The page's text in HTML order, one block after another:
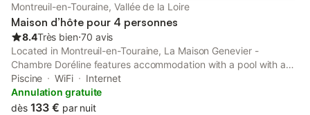
Montreuil-en-Touraine, Vallée de la Loire
Maison d’hôte pour 4 personnes
8.4Très bien⋅70 avis
Located in Montreuil-en-Touraine, La Maison Genevier -
Chambre Doréline features accommodation with a pool with a
view. This property offers access to a terrace, free private
parking and free WiFi.
Piscine WiFi
Internet
Annulation gratuite
dès 133 € par nuit